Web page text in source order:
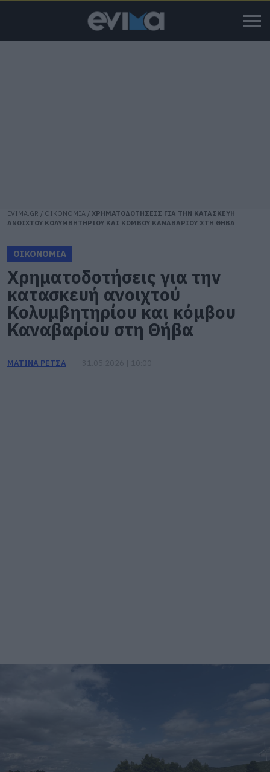
EVIMA.GR / ΟΙΚΟΝΟΜΙΑ / ΧΡΗΜΑΤΟΔΟΤΗΣΕΙΣ ΓΙΑ ΤΗΝ ΚΑΤΑΣΚΕΥΗ
ΑΝΟΙΧΤΟΥ ΚΟΛΥΜΒΗΤΗΡΙΟΥ ΚΑΙ ΚΟΜΒΟΥ ΚΑΝΑΒΑΡΙΟΥ ΣΤΗ ΘΗΒΑ
ΟΙΚΟΝΟΜΙΑ
Χρηματοδοτήσεις για την
κατασκευή ανοιχτού
Κολυμβητηρίου και κόμβου
Καναβαρίου στη Θήβα
ΜΑΤΙΝΑ ΡΕΤΣΑ